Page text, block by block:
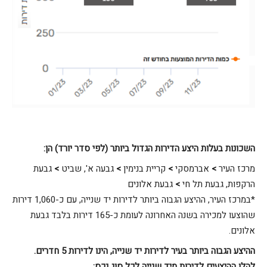
השכונות בעלות היצע הדירות הגדול ביותר (לפי סדר יורד) הן:
מרכז העיר> אברמסקי> קריית בנימין> גבעה א', שביט > גבעת
הרקפות, גבעת תל חי> גבעת אלונים
*במרכז העיר, ההיצע הגבוה ביותר לדירות יד שנייה, עם כ-1,060 דירות
שהוצעו למכירה בשנה האחרונה לעומת כ-165 דירות בלבד גבעת
אלונים.
ההיצע הגבוה ביותר בעיר לדירות יד שנייה, הינו לדירות 5 חדרים.